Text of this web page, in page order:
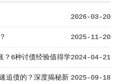
2026-03-20
2025-11-20
2024-04-21
？6种讨债经验值得学
2025-09-18
追债的？深度揭秘新